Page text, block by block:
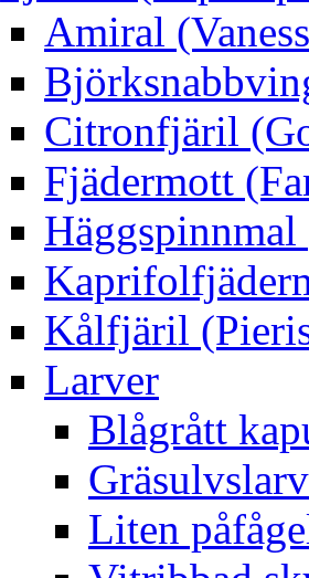
Amiral
Citronfjäril
Fjädermott
Kålfjäril
Larver
Blågrått
Liten